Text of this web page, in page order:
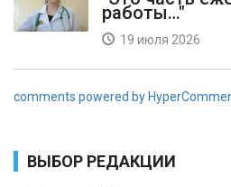
работы…"
19 июля 2026
comments powered by
ВЫБОР РЕДАКЦИИ